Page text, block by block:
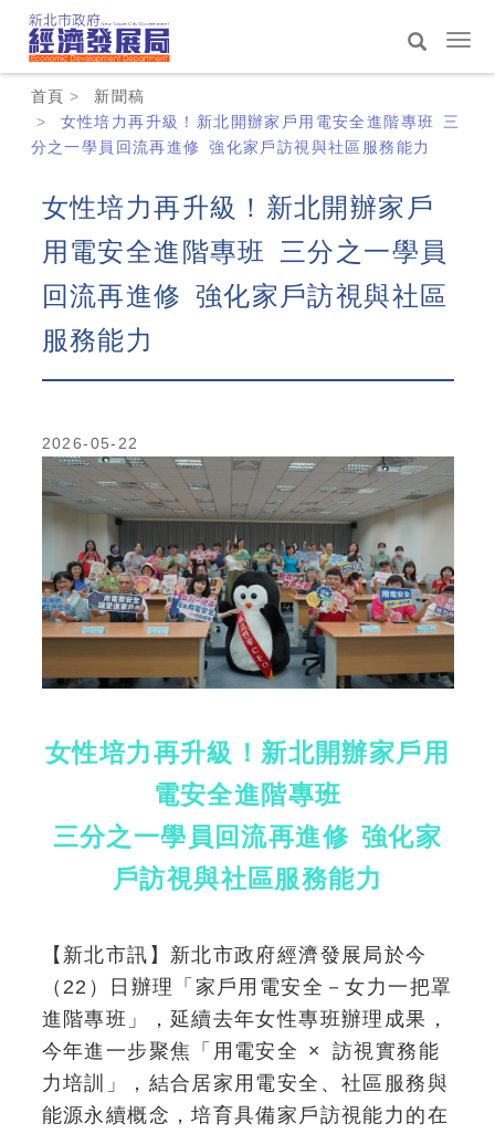
選
換
搜
首頁
新聞稿
女性培力再升級！新北開辦家戶用電安全進階專班 三
分之一學員回流再進修 強化家戶訪視與社區服務能力
女性培力再升級！新北開辦家戶
用電安全進階專班 三分之一學員
回流再進修 強化家戶訪視與社區
服務能力
2026-05-22
女性培力再升級！新北開辦家戶用
電安全進階專班
三分之一學員回流再進修 強化家
戶訪視與社區服務能力
【新北市訊】新北市政府經濟發展局於今
（22）日辦理「家戶用電安全－女力一把罩
進階專班」，延續去年女性專班辦理成果，
今年進一步聚焦「用電安全 × 訪視實務能
力培訓」，結合居家用電安全、社區服務與
能源永續概念，培育具備家戶訪視能力的在